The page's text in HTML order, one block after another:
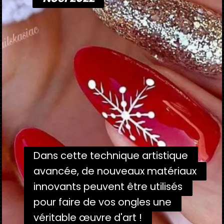
Dans cette technique artistique
avancée, de nouveaux matériaux
innovants peuvent être utilisés
pour faire de vos ongles une
véritable œuvre d'art !
Dans cette technique artistique
avancée, de nouveaux matériaux
innovants peuvent être utilisés
pour faire de vos ongles une
véritable œuvre d'art !